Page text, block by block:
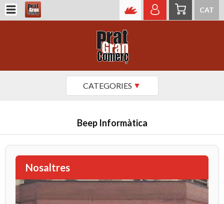
CAT
CATEGORIES
Beep Informàtica
Nosaltres